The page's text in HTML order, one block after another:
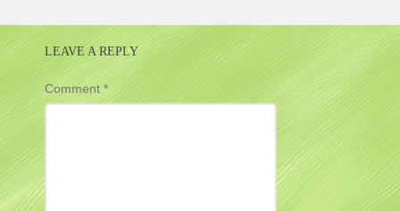
NAVIGATION
LEAVE A REPLY
Comment*